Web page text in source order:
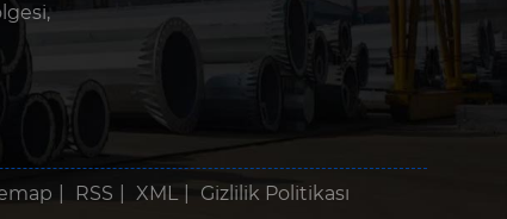
RSS XML Gizlilik Politikası